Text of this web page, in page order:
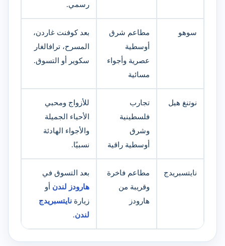
رسمي.
سوهو
مطاعم شرق
أوسطية
عصرية وأجواء
مسائية
بعد كوفنت غاردن،
المسرح، ترافالغار
سكوير أو التسوق.
نوتنغ هيل
تجارب
فلسطينية
وشرق
أوسطية راقية
للأزواج ومحبي
الأحياء الجميلة
والأجواء الهادئة
نسبيًا.
نايتسبريدج
مطاعم فاخرة
وقريبة من
هارودز
بعد التسوق في
هارودز لندن أو
زيارة نايتسبريدج
لندن.